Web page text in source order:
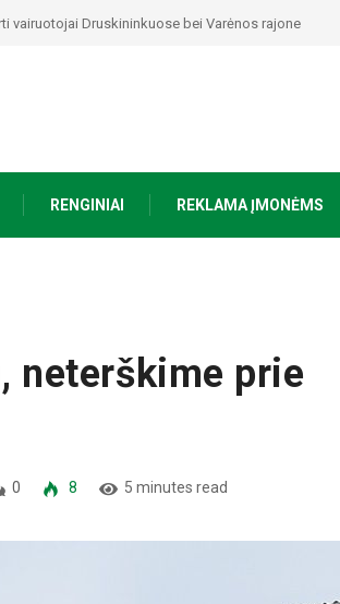
partizanų takais
RENGINIAI REKLAMA ĮMONĖMS
neterškime prie
0 8 5 minutes read